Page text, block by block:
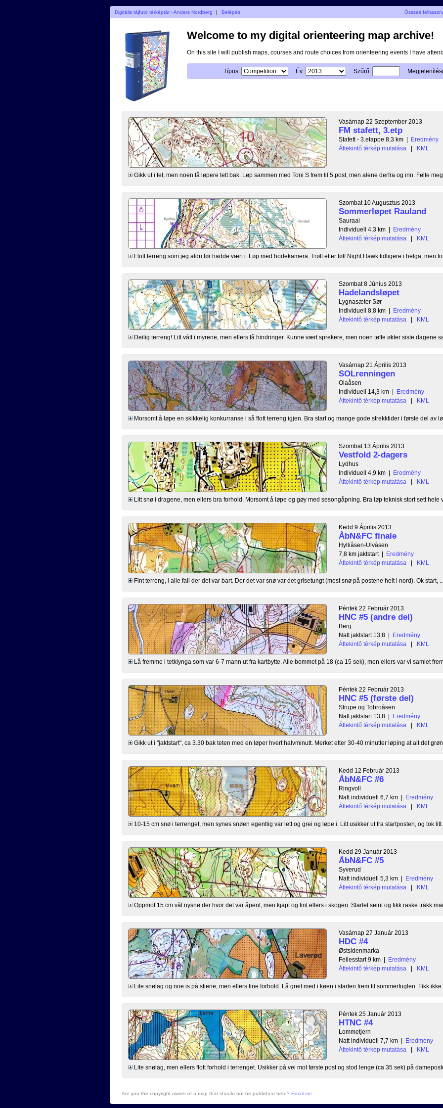
Digitális tájfutó térképtár - Anders Nordberg | Belépés Összes
Welcome to my digital orienteering map archive!
On this site I will publish maps, courses and route choices from orienteering events I have
Típus: Év: Szűrő:
Vasárnap 22 Szeptember 2013
FM stafett, 3.etp
Stafett - 3.etappe 8,3 km | Eredmény
Áttekintő térkép mutatása
| KML
Gikk ut i tet, men noen få løpere tett bak. Løp sammen med Toni S frem til 5.post, men alene derfra og inn. Følte meg
Szombat 10 Augusztus 2013
Sommerløpet Rauland
Sauraai
Individuell 4,3 km | Eredmény
Áttekintő térkép mutatása
| KML
Flott terreng som jeg aldri før hadde vært i. Løp med hodekamera. Trøtt etter tøff Night Hawk tidligere i helga, men
Szombat 8 Június 2013
Hadelandsløpet
Lygnasæter Sør
Individuell 8,8 km | Eredmény
Áttekintő térkép mutatása
| KML
Deilig terreng! Litt vått i myrene, men ellers få hindringer. Kunne vært sprekere, men noen tøffe økter siste dagene
Vasárnap 21 Április 2013
SOLrenningen
Olaåsen
Individuell 14,3 km | Eredmény
Áttekintő térkép mutatása
| KML
Morsomt å løpe en skikkelig konkurranse i så flott terreng igjen. Bra start og mange gode strekktider i første del av
Szombat 13 Április 2013
Vestfold 2-dagers
Lydhus
Individuell 4,9 km | Eredmény
Áttekintő térkép mutatása
| KML
Litt snø i dragene, men ellers bra forhold. Morsomt å løpe og gøy med sesongåpning. Bra løp teknisk stort sett hele
Kedd 9 Április 2013
ÅbN&FC finale
Hylliåsen-Ulvåsen
7,8 km jaktstart | Eredmény
Áttekintő térkép mutatása
| KML
Fint terreng, i alle fall der det var bart. Der det var snø var det grisetungt (mest snø på postene helt i nord). Ok start, ...
Péntek 22 Február 2013
HNC #5 (andre del)
Berg
Natt jaktstart 13,8 | Eredmény
Áttekintő térkép mutatása
| KML
Lå fremme i tetklynga som var 6-7 mann ut fra kartbytte. Alle bommet på 18 (ca 15 sek), men ellers var vi samlet frem
Péntek 22 Február 2013
HNC #5 (første del)
Strupe og Tobroåsen
Natt jaktstart 13,8 | Eredmény
Áttekintő térkép mutatása
| KML
Gikk ut i "jaktstart", ca 3.30 bak teten med en løper hvert halvminutt. Merket etter 30-40 minutter løping at alt det
Kedd 12 Február 2013
ÅbN&FC #6
Ringvoll
Natt individuell 6,7 km | Eredmény
Áttekintő térkép mutatása
| KML
10-15 cm snø i terrenget, men synes snøen egentlig var lett og grei og løpe i. Litt usikker ut fra startposten, og tok litt...
Kedd 29 Január 2013
ÅbN&FC #5
Syverud
Natt individuell 5,3 km | Eredmény
Áttekintő térkép mutatása
| KML
Oppmot 15 cm våt nysnø der hvor det var åpent, men kjapt og fint ellers i skogen. Startet seint og fikk raske tråkk
Vasárnap 27 Január 2013
HDC #4
Østsidenmarka
Fellesstart 9 km | Eredmény
Áttekintő térkép mutatása
| KML
Lite snølag og noe is på stiene, men ellers fine forhold. Lå greit med i køen i starten frem til sommerfuglen. Fikk ikke
Péntek 25 Január 2013
HTNC #4
Lommetjern
Natt individuell 7,7 km | Eredmény
Áttekintő térkép mutatása
| KML
Lite snølag, men ellers flott forhold i terrenget. Usikker på vei mot første post og stod lenge (ca 35 sek) på
Are you the copyright owner of a map that should not be published here? Email me